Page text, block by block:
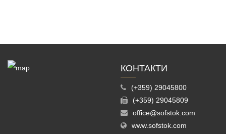
КОНТАКТИ
(+359) 29045800
(+359) 29045809
office@sofstok.com
www.sofstok.com